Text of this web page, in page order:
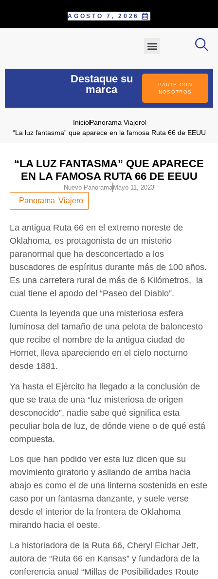
AGOSTO 7, 2026
Destaque su
marca
PAUTE CON
NOSOTROS
InicioPanorama Viajero
“La luz fantasma” que aparece en la famosa Ruta 66 de EEUU
“LA LUZ FANTASMA” QUE APARECE
EN LA FAMOSA RUTA 66 DE EEUU
Nuevo Panorama Mayo 11, 2023
Panorama Viajero
La antigua Ruta 66 en el extremo noreste de
Oklahoma, es protagonista de un misterio
paranormal que ha desconcertado a los
buscadores de espíritus durante más de 100 años.
Es una carretera rural de más de 6 Kilómetros, la
cual tiene el apodo del “Paseo del Diablo”.
Cuenta la leyenda que una misteriosa esfera
luminosa del tamaño de una pelota de baloncesto
que recibe el nombre de la antigua ciudad de
Hornet, lleva apareciendo en el cielo nocturno
desde 1881.
Ya hasta el Ejército ha llegado a la conclusión de
que se trata de una “luz misteriosa de origen
desconocido”, nadie sabe qué significa esta
peculiar bola de luz, de dónde viene o de qué está
compuesta.
Los que han podido ver esta luz dicen que su
movimiento giratorio y asilando de arriba hacia
abajo es como el de una linterna sostenida en este
caso por un fantasma danzante, y suele verse
desde el interior de la frontera de Oklahoma
mirando hacia el oeste.
La historiadora de la Ruta 66, Cheryl Eichar Jett,
autora de “Ruta 66 en Kansas” y fundadora de la
conferencia anual “Millas de Posibilidades Route